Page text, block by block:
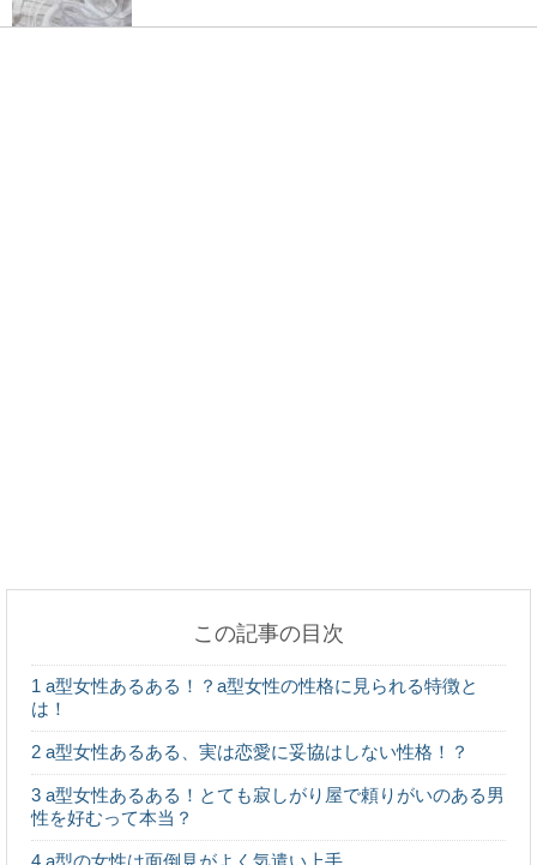
やっぱり猫に人間の食べ物はダメ？チーズを与えて
はいけない理由
大学の教授に恋愛感情を持った事がある？アドバイ
スも紹介！
この記事の目次
1 a型女性あるある！？a型女性の性格に見られる特徴と
は！
2 a型女性あるある、実は恋愛に妥協はしない性格！？
3 a型女性あるある！とても寂しがり屋で頼りがいのある男
性を好むって本当？
4 a型の女性は面倒見がよく気遣い上手